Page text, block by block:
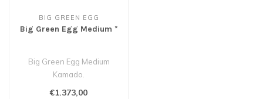
BIG GREEN EGG
Big Green Egg Medium *
Big Green Egg Medium
Kamado.
€1.373,00